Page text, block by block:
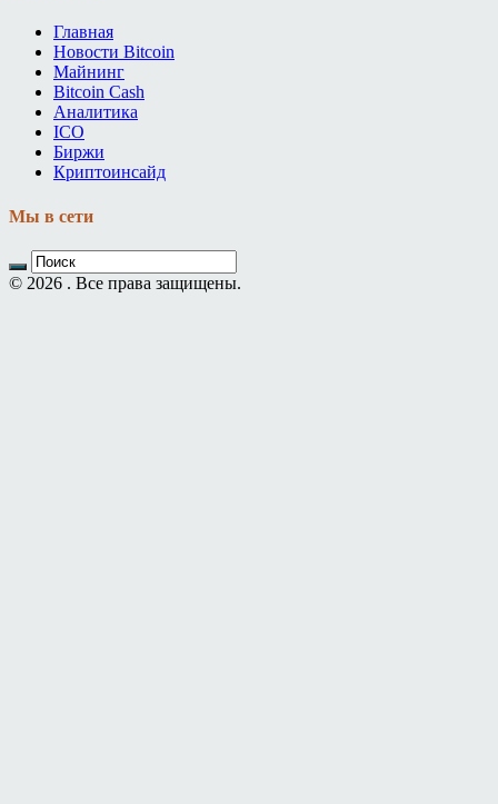
Главная
Новости Bitcoin
Майнинг
Bitcoin Cash
Аналитика
ICO
Биржи
Криптоинсайд
Мы в сети
© 2026 . Все права защищены.